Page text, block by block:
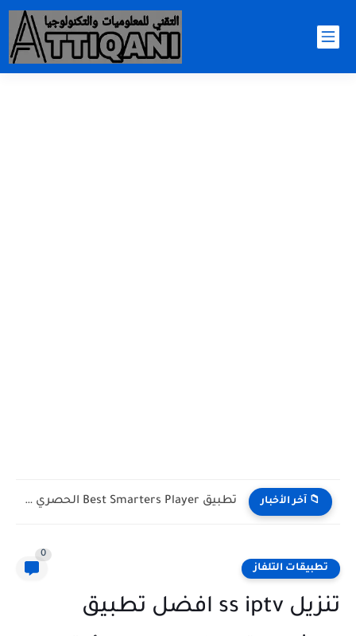
📁 آخر الأخبار 10 أنواع من المعلومات الشخصية نقدمها لشركات التواصل الاجتماعي
تطبيقات التلفاز
0
تنزيل ss iptv افضل تطبيق